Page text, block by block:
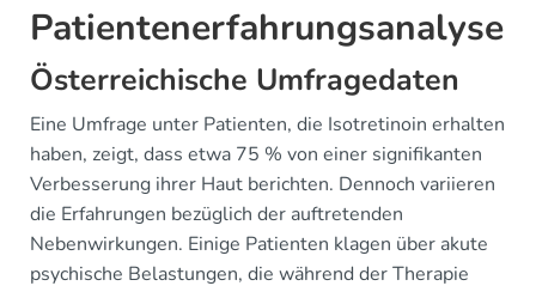
Patientenerfahrungsanalyse
Österreichische Umfragedaten
Eine Umfrage unter Patienten, die Isotretinoin erhalten
haben, zeigt, dass etwa 75 % von einer signifikanten
Verbesserung ihrer Haut berichten. Dennoch variieren
die Erfahrungen bezüglich der auftretenden
Nebenwirkungen. Einige Patienten klagen über akute
psychische Belastungen, die während der Therapie